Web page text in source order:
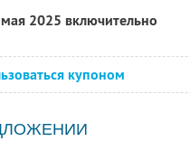
2025 включительно
купоном